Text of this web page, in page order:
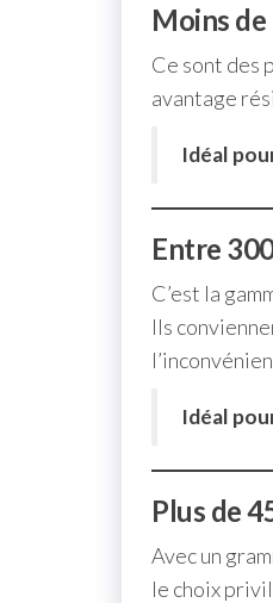
Moins de
Ce sont des
avantage
Idéal
Entre
C’est la
Ils
Idéal
Plus de
Avec un
le choix